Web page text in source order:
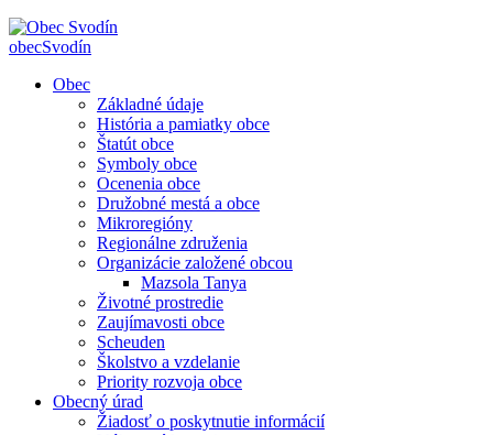
obecSvodín
Obec
Základné údaje
História a pamiatky obce
Štatút obce
Symboly obce
Ocenenia obce
Družobné mestá a obce
Mikroregióny
Regionálne združenia
Organizácie založené obcou
Mazsola Tanya
Životné prostredie
Zaujímavosti obce
Scheuden
Školstvo a vzdelanie
Priority rozvoja obce
Obecný úrad
Žiadosť o poskytnutie informácií